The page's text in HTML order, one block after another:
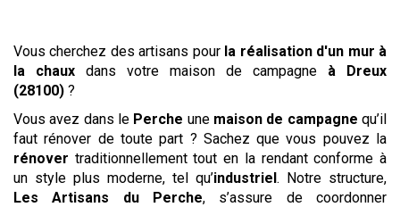
Vous cherchez des artisans pour la réalisation d'un mur à
la chaux
dans votre maison de campagne
à Dreux
(28100) ?
Vous avez dans le Perche une maison de campagne qu’il
faut rénover de toute part ? Sachez que vous pouvez la
rénover traditionnellement tout en la rendant conforme à
un style plus moderne, tel qu’industriel. Notre structure,
Les Artisans du Perche, s’assure de coordonner